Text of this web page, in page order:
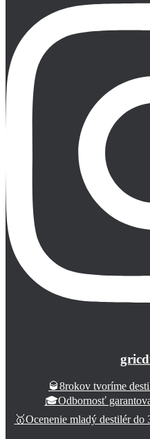
🥃8rokov tvoríme
🎓Odbornosť
🥇Ocenenie mladý destilér do